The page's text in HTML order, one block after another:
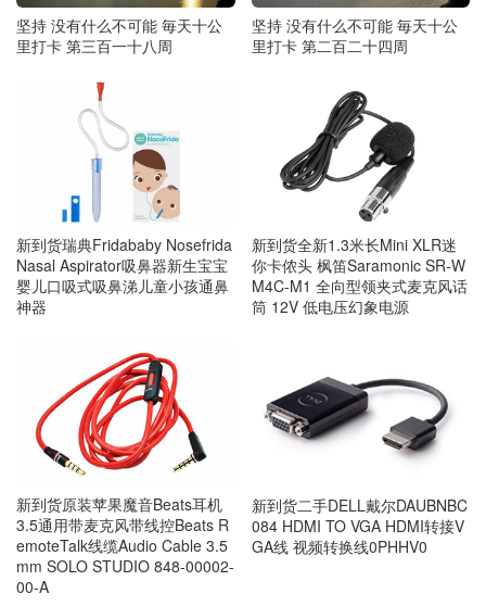
坚持 没有什么不可能 毎天十公
里打卡 第三百一十八周
坚持 没有什么不可能 毎天十公
里打卡 第二百二十四周
新到货瑞典Fridababy Nosefrida
Nasal Aspirator吸鼻器新生宝宝
婴儿口吸式吸鼻涕儿童小孩通鼻
神器
新到货全新1.3米长Mini XLR迷
你卡侬头 枫笛Saramonic SR-W
M4C-M1 全向型领夹式麦克风话
筒 12V 低电压幻象电源
新到货原装苹果魔音Beats耳机
3.5通用带麦克风带线控Beats R
emoteTalk线缆Audio Cable 3.5
mm SOLO STUDIO 848-00002-
00-A
新到货二手DELL戴尔DAUBNBC
084 HDMI TO VGA HDMI转接V
GA线 视频转换线0PHHV0